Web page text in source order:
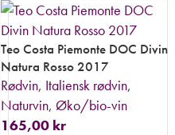
Teo Costa Piemonte DOC Divin
Natura Rosso 2017
Rødvin, Italiensk rødvin,
Naturvin, Øko/bio-vin
165,00 kr